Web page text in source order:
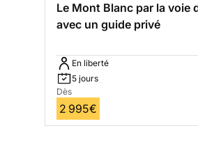
Le Mont Blanc par la voie
avec un guide privé
En liberté
5 jours
Dès
2 995€